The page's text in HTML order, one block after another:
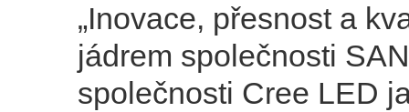
„Inovace, přesnost a
jádrem společnosti
společnosti Cree LED